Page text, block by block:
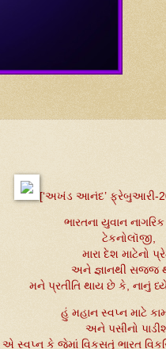
[‘અખંડ આનંદ’ ફ્રેબુઆરી-
ભારતના યુવાન
ટેકનોલૉજી,
મારા દેશ માટેનો
અને જ્ઞાનથી સજ્જ
મને પ્રતીતિ થાય છે કે, નાનું
હું મહાન સ્વપ્ન માટે
અને પસીનો
એ સ્વપ્ન કે જેમાં વિકસતું ભારત